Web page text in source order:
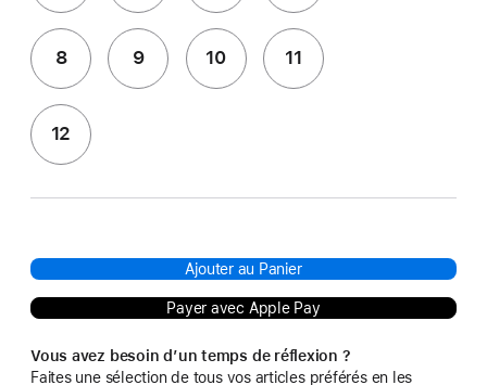
8 9 10 11
12
Ajouter au Panier
Payer avec Apple Pay
Vous avez besoin d’un temps de réflexion ?
Faites une sélection de tous vos articles préférés en les